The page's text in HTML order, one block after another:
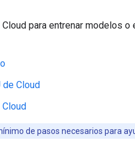
para entrenar modelos
de Cloud
de pasos necesarios para